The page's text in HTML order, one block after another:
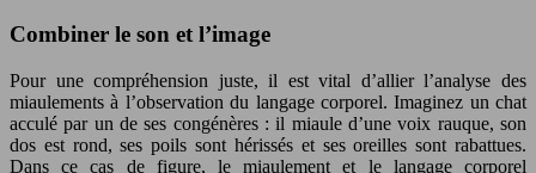
Combiner le son et l’image
Pour une compréhension juste, il est vital d’allier l’analyse des
miaulements à l’observation du langage corporel. Imaginez un chat
acculé par un de ses congénères : il miaule d’une voix rauque, son
dos est rond, ses poils sont hérissés et ses oreilles sont rabattues.
Dans ce cas de figure, le miaulement et le langage corporel